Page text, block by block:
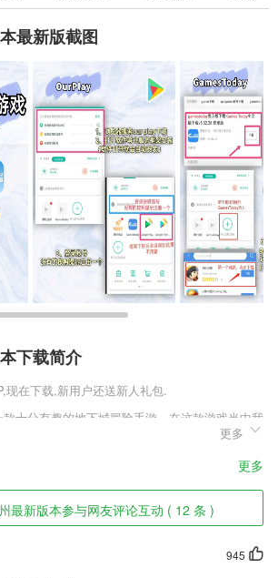
最新版截图
下载简介
现在下载,新用户还送新人礼包.
十分有趣的地下城冒险手游，在这款游戏当中我
行地下城的探险。游戏采用了roguelike的随机冒险
家带来新鲜的冒险体验，不过难度相对来说做了
到过于难受。
软件特色
操作、身份证等证件保护，随意自定义文字水
置、透明度一键调节，微商，电商，淘宝从业者
更多
更多
最新版本参与网友评论互动 ( 12 条 )
945